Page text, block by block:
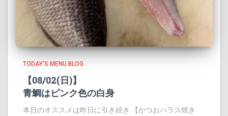
TODAY'S MENU BLOG
【08/02(日)】
青鯛はピンク色の白身
本日のオススメは昨日に引き続き 【かつおハラス焼き